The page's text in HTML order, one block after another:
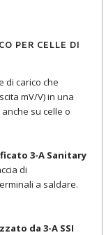
PER CELLE DI
di carico che
mV/V) in una
su celle o
3-A Sanitary
di
a saldare.
da 3-A SSI